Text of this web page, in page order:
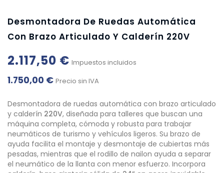
Desmontadora De Ruedas Automática
Con Brazo Articulado Y Calderín 220V
2.117,50 € Impuestos incluidos
1.750,00 € Precio sin IVA
Desmontadora de ruedas automática con brazo articulado
y calderín 220V, diseñada para talleres que buscan una
máquina completa, cómoda y robusta para trabajar
neumáticos de turismo y vehículos ligeros. Su brazo de
ayuda facilita el montaje y desmontaje de cubiertas más
pesadas, mientras que el rodillo de nailon ayuda a separar
el neumático de la llanta con menor esfuerzo. Incorpora